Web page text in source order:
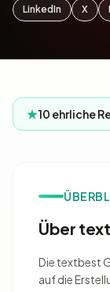
LinkedIn X
10 ehrliche
Über
Die textbest
auf die